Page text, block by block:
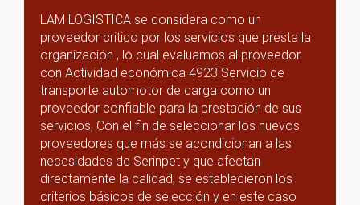
LAM LOGISTICA se considera como un
proveedor critico por los servicios que presta la
organización , lo cual evaluamos al proveedor
con Actividad económica 4923 Servicio de
transporte automotor de carga como un
proveedor confiable para la prestación de sus
servicios, Con el fin de seleccionar los nuevos
proveedores que más se acondicionan a las
necesidades de Serinpet y que afectan
directamente la calidad, se establecieron los
criterios básicos de selección y en este caso